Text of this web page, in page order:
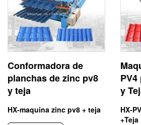
Conformadora de
planchas de zinc pv8
y teja
HX-maquina zinc pv8 + teja
y
HX-
+Teja